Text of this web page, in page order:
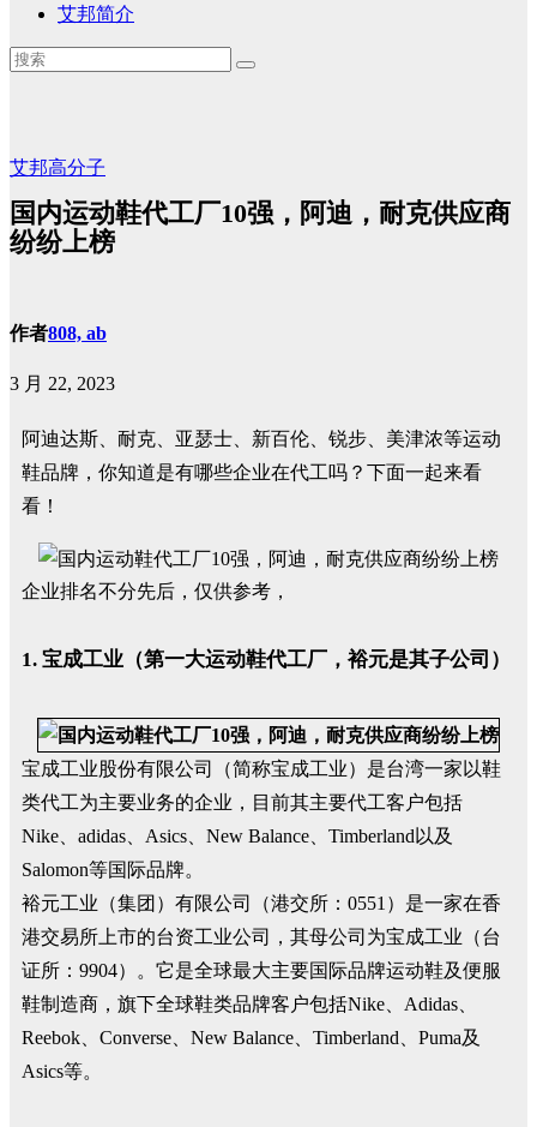
艾邦简介
艾邦高分子
国内运动鞋代工厂10强，阿迪，耐克供应商
纷纷上榜
作者808, ab
3 月 22, 2023
阿迪达斯、耐克、亚瑟士、新百伦、锐步、美津浓等运动
鞋品牌，你知道是有哪些企业在代工吗？下面一起来看
看！
企业排名不分先后，仅供参考，
1. 宝成工业（第一大运动鞋代工厂，裕元是其子公司）
宝成工业股份有限公司（简称宝成工业）是台湾一家以鞋
类代工为主要业务的企业，目前其主要代工客户包括
Nike、adidas、Asics、New Balance、Timberland以及
Salomon等国际品牌。
裕元工业（集团）有限公司（港交所：0551）是一家在香
港交易所上市的台资工业公司，其母公司为宝成工业（台
证所：9904）。它是全球最大主要国际品牌运动鞋及便服
鞋制造商，旗下全球鞋类品牌客户包括Nike、Adidas、
Reebok、Converse、New Balance、Timberland、Puma及
Asics等。